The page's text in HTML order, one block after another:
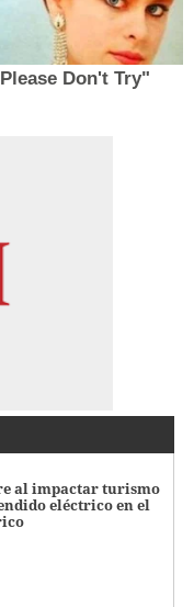
Don't Try"
al impactar turismo
eléctrico en el